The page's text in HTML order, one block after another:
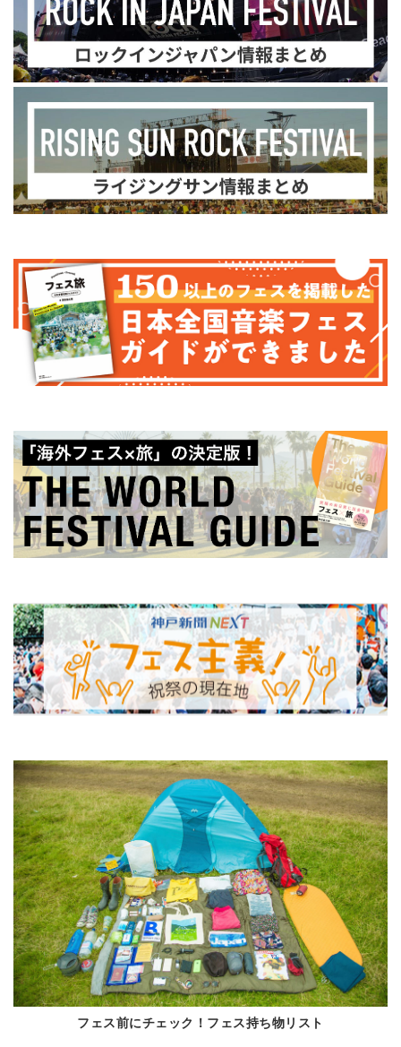
フェス前にチェック！フェス持ち物リスト